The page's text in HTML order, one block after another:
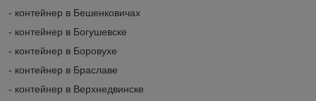
- контейнер в Бешенковичах
- контейнер в Богушевске
- контейнер в Боровухе
- контейнер в Браславе
- контейнер в Верхнедвинске